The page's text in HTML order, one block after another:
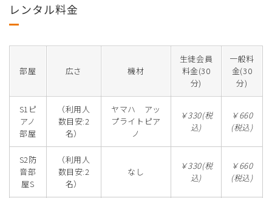
レンタル料金
部屋 広さ 機材
生徒会員
料金(30
分)
一般料
金(30
分)
S1ピ
アノ
部屋
（利用人
数目安:2
名）
ヤマハ アッ
プライトピア
ノ
￥330(税
込)
￥660
(税込)
S2防
音部
屋S
（利用人
数目安:2
名）
なし
￥330(税
込)
￥660
(税込)